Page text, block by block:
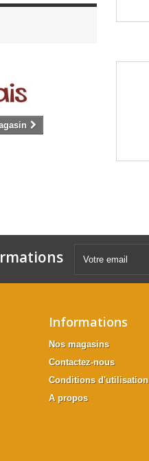
Informations
Nos magasins
Contactez-nous
Conditions d'utilisation
A propos